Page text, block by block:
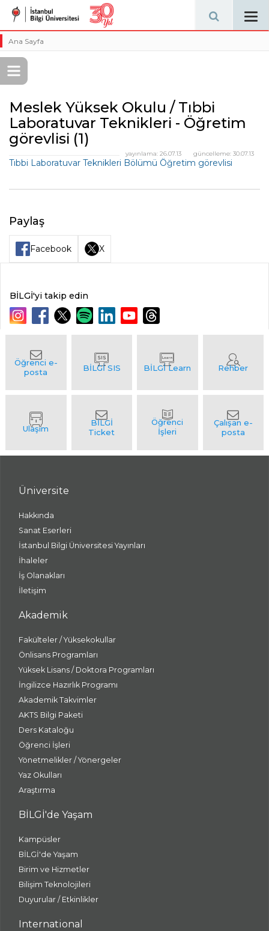
Ana Sayfa
Meslek Yüksek Okulu / Tıbbi
Laboratuvar Teknikleri - Öğretim
görevlisi (1)
güncelleme: 30.07.13
yayınlama: 26.07.13
Tıbbi Laboratuvar Teknikleri Bölümü Öğretim görevlisi
Paylaş
Facebook X
BİLGİ'yi takip edin
Üniversite
Hakkında
Sanat Eserleri
İstanbul Bilgi Üniversitesi Yayınları
İhaleler
İş Olanakları
İletişim
Akademik
Fakülteler / Yüksekokullar
Önlisans Programları
Yüksek Lisans / Doktora Programları
İngilizce Hazırlık Programı
Akademik Takvimler
AKTS Bilgi Paketi
Ders Kataloğu
Öğrenci İşleri
Yönetmelikler / Yönergeler
Yaz Okulları
Araştırma
BİLGİ'de Yaşam
Kampüsler
BİLGİ'de Yaşam
Birim ve Hizmetler
Bilişim Teknolojileri
Duyurular / Etkinlikler
International